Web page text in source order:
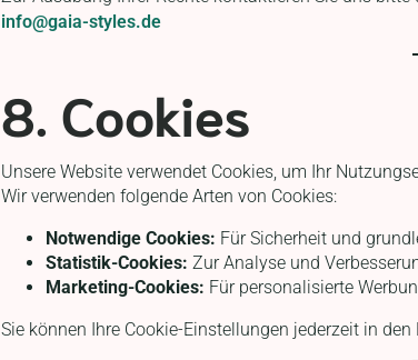
info@gaia-styles.de
8. Cookies
Unsere Website verwendet Cookies, um Ihr
Wir verwenden folgende Arten von Cookies:
Notwendige Cookies: Für Sicherheit und
Statistik-Cookies: Zur Analyse und
Marketing-Cookies: Für personalisierte
Sie können Ihre Cookie-Einstellungen jederzeit in